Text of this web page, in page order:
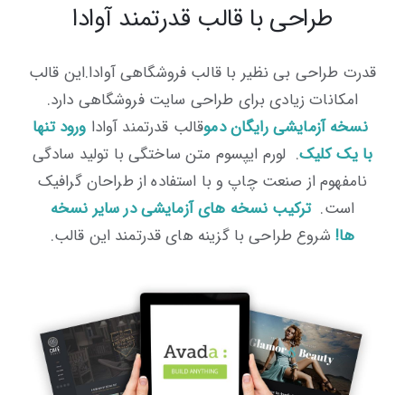
طراحی با قالب قدرتمند آوادا
قدرت طراحی بی نظیر با قالب فروشگاهی آوادا.این قالب
امکانات زیادی برای طراحی سایت فروشگاهی دارد.
نسخه آزمایشی رایگان دموقالب قدرتمند آوادا ورود تنها
با یک کلیک. لورم ایپسوم متن ساختگی با تولید سادگی
نامفهوم از صنعت چاپ و با استفاده از طراحان گرافیک
است.ترکیب نسخه های آزمایشی در سایر نسخه
ها! شروع طراحی با گزینه های قدرتمند این قالب.